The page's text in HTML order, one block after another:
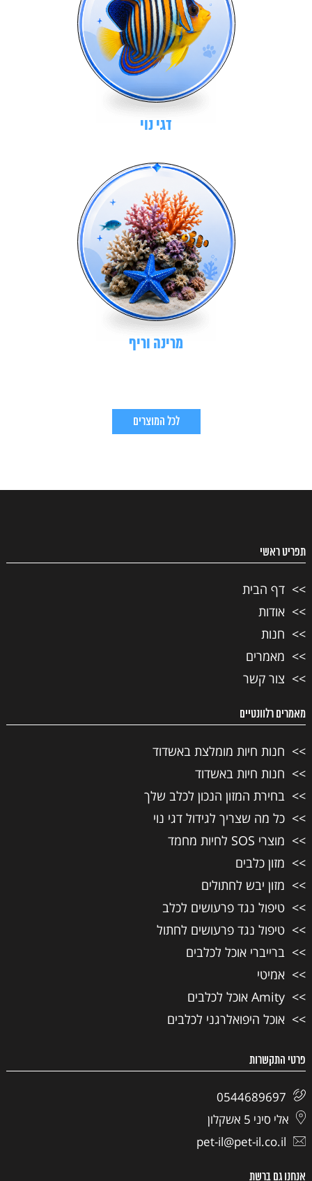
דגי נוי
מרינה וריף
לכל המוצרים
תפריט ראשי
דף הבית
אודות
חנות
מאמרים
צור קשר
מאמרים רלוונטיים
חנות חיות מומלצת באשדוד
חנות חיות באשדוד
בחירת המזון הנכון לכלב שלך
כל מה שצריך לגידול דגי נוי
מוצרי SOS לחיות מחמד
מזון כלבים
מזון יבש לחתולים
טיפול נגד פרעושים לכלב
טיפול נגד פרעושים לחתול
ברייברי אוכל לכלבים
אמיטי
Amity אוכל לכלבים
אוכל היפואלרגני לכלבים
פרטי התקשרות
0544689697
אלי סיני 5 אשקלון
pet-il@pet-il.co.il
אנחנו גם ברשת